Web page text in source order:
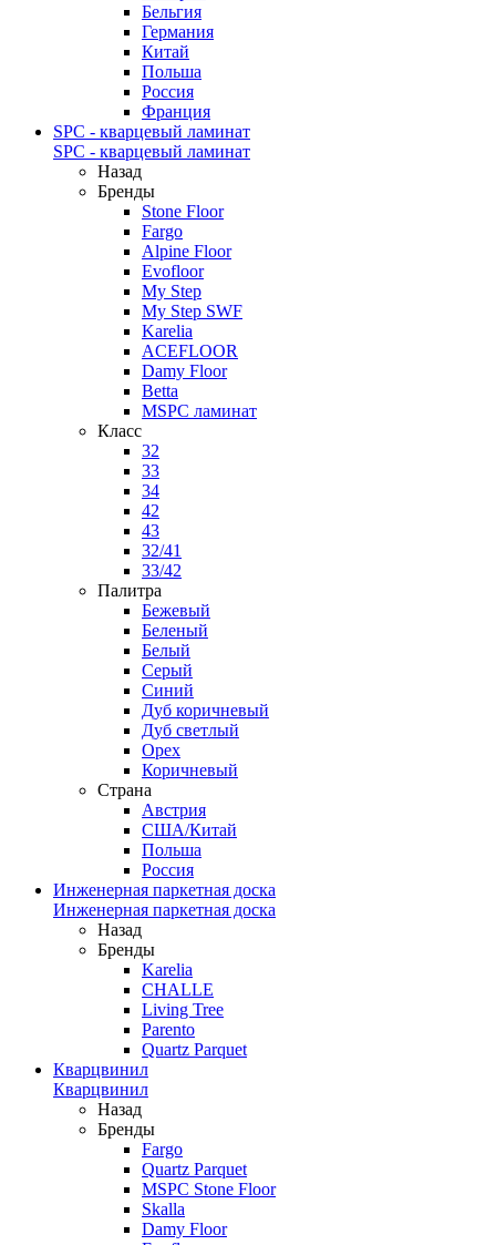
Бельгия
Германия
Китай
Польша
Россия
Франция
SPC - кварцевый ламинат
SPC - кварцевый ламинат
Назад
Бренды
Stone Floor
Fargo
Alpine Floor
Evofloor
My Step
My Step SWF
Karelia
ACEFLOOR
Damy Floor
Betta
MSPC ламинат
Класс
32
33
34
42
43
32/41
33/42
Палитра
Бежевый
Беленый
Белый
Серый
Синий
Дуб коричневый
Дуб светлый
Орех
Коричневый
Страна
Австрия
США/Китай
Польша
Россия
Инженерная паркетная доска
Инженерная паркетная доска
Назад
Бренды
Karelia
CHALLE
Living Tree
Parento
Quartz Parquet
Кварцвинил
Кварцвинил
Назад
Бренды
Fargo
Quartz Parquet
MSPC Stone Floor
Skalla
Damy Floor